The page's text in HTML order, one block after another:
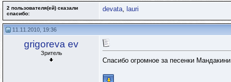
2 пользователя(ей) сказали
cпасибо:
devata, lauri
11.11.2010, 19:36
grigoreva ev
Зритель
Спасибо огромное за песенки Мандакини